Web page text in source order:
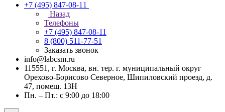
+7 (495) 847-08-11
Назад
Телефоны
+7 (495) 847-08-11
8 (800) 511-77-51
Заказать звонок
info@labcsm.ru
115551, г. Москва, вн. тер. г. муниципальный округ
Орехово-Борисово Северное, Шипиловский проезд, д.
47, помещ. 13Н
Пн. – Пт.: с 9:00 до 18:00